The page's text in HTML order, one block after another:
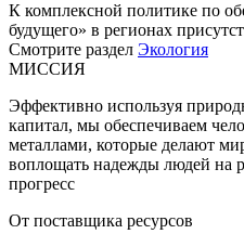
К комплексной политике по
будущего» в регионах
Смотрите раздел Экология
МИССИЯ
Эффективно используя
капитал, мы обеспечиваем
металлами, которые делают
воплощать надежды людей на
прогресс
От поставщика ресурсов